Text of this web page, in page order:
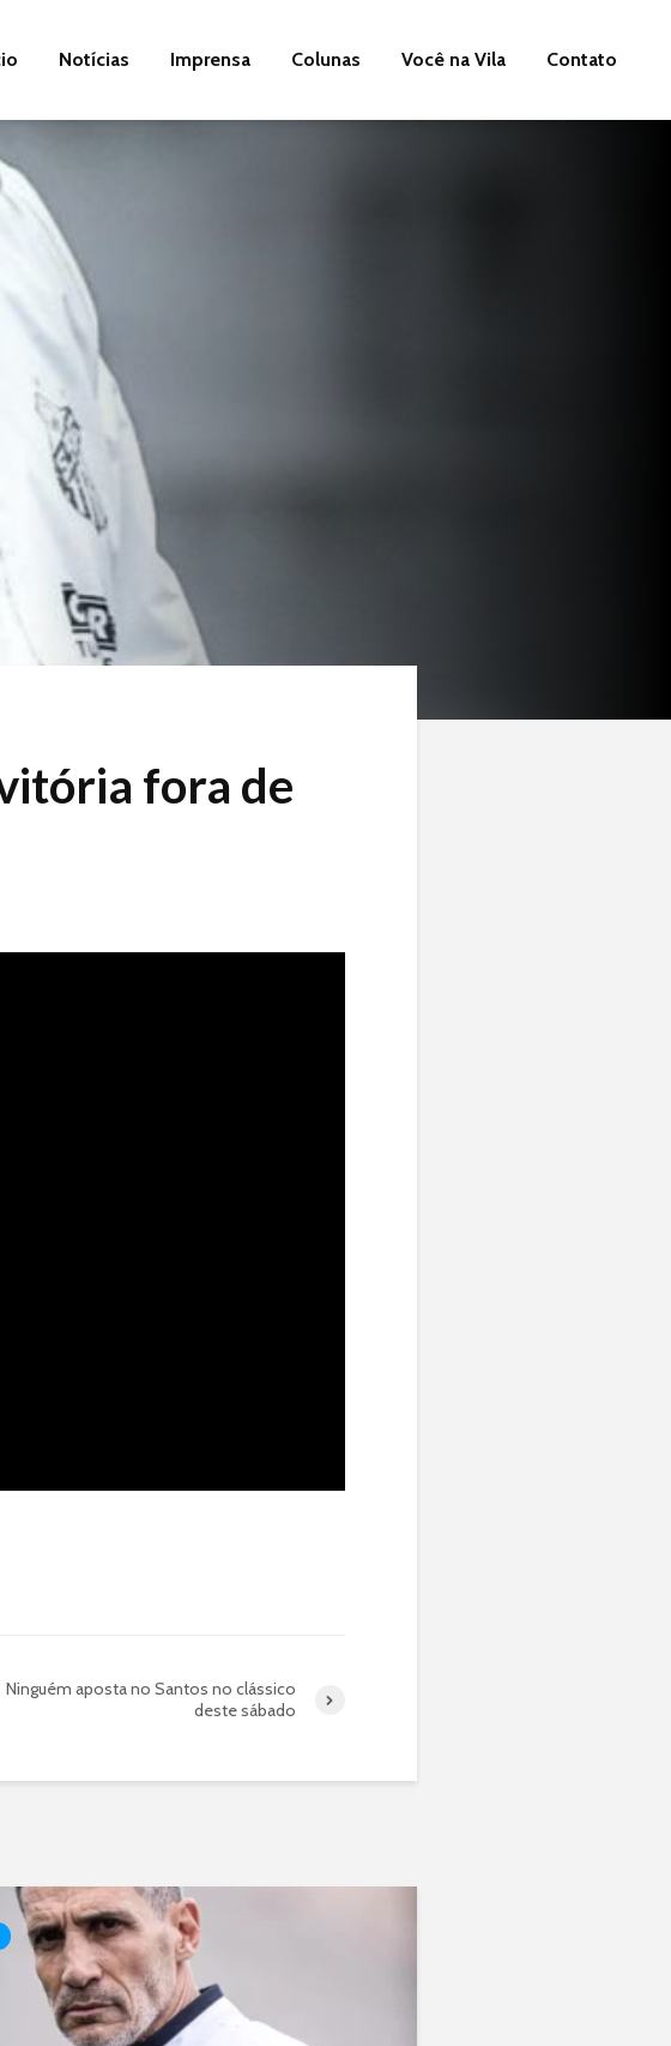
Notícias Imprensa Colunas Você na Vila Contato
fora de
Ninguém aposta no Santos no clássico
deste sábado